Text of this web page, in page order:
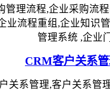
管理流程,企业采购流
业流程重组,企业知识
管理系统 ,企业
CRM客户关系
关系管理,客户关系管